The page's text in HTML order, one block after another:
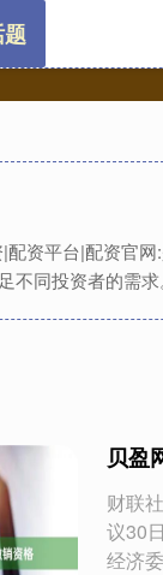
配资平台|配资官
不同投资者的需求
贝盈
财联
议30
经济